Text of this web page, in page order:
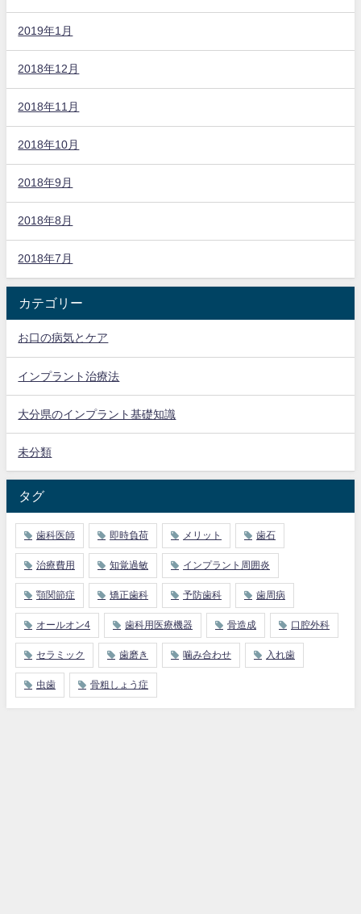
2019年1月
2018年12月
2018年11月
2018年10月
2018年9月
2018年8月
2018年7月
カテゴリー
お口の病気とケア
インプラント治療法
大分県のインプラント基礎知識
未分類
タグ
歯科医師 即時負荷 メリット 歯石
治療費用 知覚過敏 インプラント周囲炎
顎関節症 矯正歯科 予防歯科 歯周病
オールオン4 歯科用医療機器 骨造成 口腔外科
セラミック 歯磨き 噛み合わせ 入れ歯
虫歯 骨粗しょう症